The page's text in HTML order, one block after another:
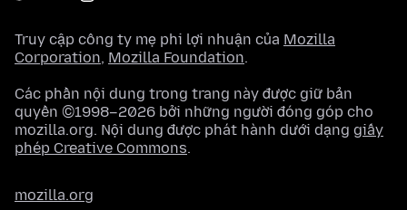
Truy cập công ty mẹ phi lợi nhuận của Mozilla
Corporation, Mozilla Foundation.
Các phần nội dung trong trang này được giữ bản
quyền ©1998–2026 bởi những người đóng góp cho
mozilla.org. Nội dung được phát hành dưới dạng giấy
phép Creative Commons.
mozilla.org